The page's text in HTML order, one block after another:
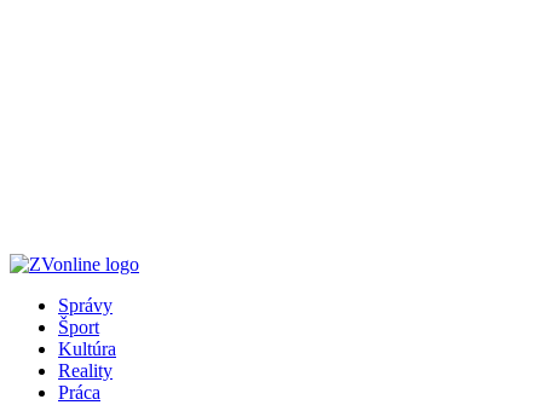
Správy
Šport
Kultúra
Reality
Práca